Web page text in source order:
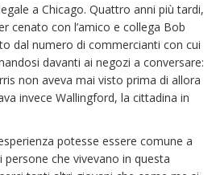
a Chicago. Quattro anni più tardi,
cenato con l’amico e collega Bob
dal numero di commercianti con cui
davanti ai negozi a conversare:
non aveva mai visto prima di allora
invece Wallingford, la cittadina in
potesse essere comune a
che vivevano in questa